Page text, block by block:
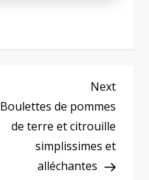
Next
Post
Next
Boulettes de pommes
de terre et citrouille
simplissimes et
alléchantes